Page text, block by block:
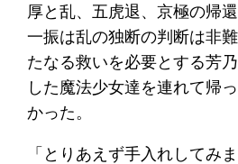
厚と乱、五虎退、京極の帰
一振は乱の独断の判断は非
たなる救いを必要とする芳
した魔法少女達を連れて帰
かった。
「とりあえず手入れしてみ